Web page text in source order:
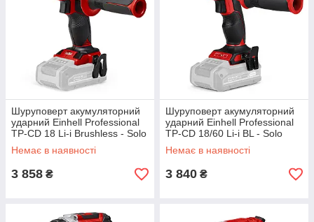
Шуруповерт акумуляторний
ударний Einhell Professional
TP-CD 18 Li-i Brushless - Solo
(4513860)
Немає в наявності
3 858 ₴
Шуруповерт акумуляторний
ударний Einhell Professional
TP-CD 18/60 Li-i BL - Solo
(4514205)
Немає в наявності
3 840 ₴